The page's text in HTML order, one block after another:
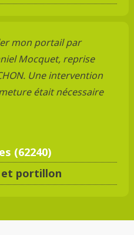
mon portail par
Mocquet, reprise
Une intervention
était nécessaire
(62240)
portillon